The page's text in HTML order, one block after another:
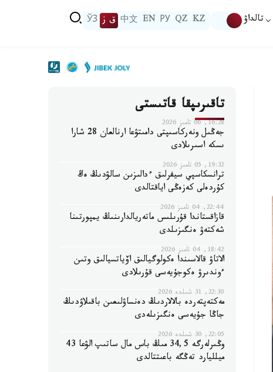
تالداۋ KZ
QZ
РУ
EN
中文 ق ز ЎЗ
تاقىرىپقا قاتىستى
16:28, 06 تامىز 2026
جەڭىل ونەركاسىپتى دامىتۋعا ارنالعان 28 شارا
ىسكە اسىرىلادى
19:32, 05 تامىز 2026
ترانسكاسپي سيفرلىق ءدالىزىن سالۋدىڭ ەڭ
كۇردەلى كەزەڭى اياقتالدى
22:44, 04 تامىز 2026
قازاقستاندا قۇرىلىس ماتەريالدارىنىڭ يمپورتىنا
شەكتەۋ ەنگىزىلدى
18:42, 04 تامىز 2026
الاتاۋ قالاسىندا ەكولوگيالىق اۆياتسيالىق وتىن
ءوندىرۋ ەكوجۇيەسى قۇرىلادى
22:30, 31 شىلدە 2026
مەكتەپتەردە بالالاردىڭ دەنساۋلىعىن باقىلاۋدىڭ
جاڭا جۇيەسى ەنگىزىلەدى
22:05, 30 شىلدە 2026
وڭىرلەرگە 34,5 مىڭ باس مال ساتىپ الۋعا 43
ميلليارد تەڭگە باعىتتالدى